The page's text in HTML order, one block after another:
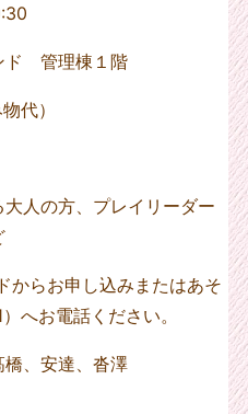
ド 管理棟１階
代）
人の方、プレイリーダー
からお申し込みまたはあそ
へお電話ください。
、安達、沓澤